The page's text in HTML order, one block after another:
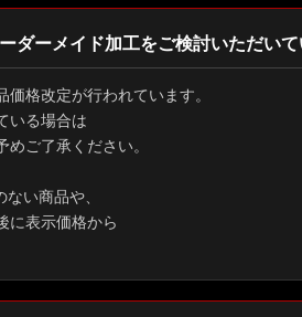
ダーメイド加工をご検討いただい
格改定が行われています。
いる場合は
ご了承ください。
い商品や、
に表示価格から